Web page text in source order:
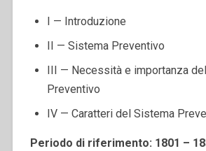
I — Introduzione
II — Sistema Preventivo
III — Necessità e importanza
Preventivo
IV — Caratteri del Sistema
Periodo di riferimento: 1801 –